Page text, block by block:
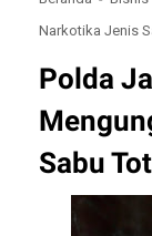
Narkotika Jenis
Polda
Sabu